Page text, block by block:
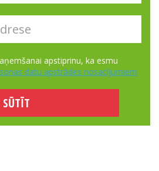
apstiprinu, ka esmu
datu apstrādes nosacījumiem